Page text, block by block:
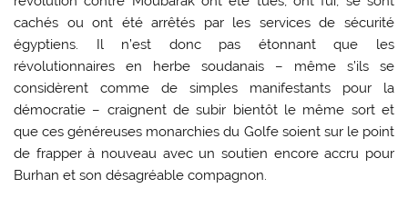
cachés ou ont été arrêtés par les services de sécurité
égyptiens. Il n’est donc pas étonnant que les
révolutionnaires en herbe soudanais – même s’ils se
considèrent comme de simples manifestants pour la
démocratie – craignent de subir bientôt le même sort et
que ces généreuses monarchies du Golfe soient sur le point
de frapper à nouveau avec un soutien encore accru pour
Burhan et son désagréable compagnon.